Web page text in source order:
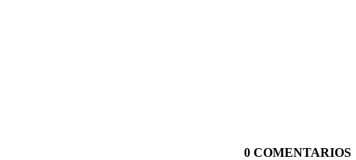
0 COMENTARIOS